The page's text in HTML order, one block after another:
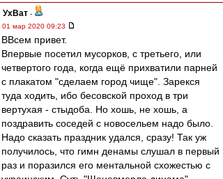
УхВат -
01 мар 2020 09:23
ВВсем привет.
Впервые посетил мусорков, с третьего, или
четвертого года, когда ещё прихватили парней
с плакатом "сделаем город чище". Зарекся
туда ходить, ибо бесовской проход в три
вертухая - стыдоба. Но хошь, не хошь, а
поздравить соседей с новосельем надо было.
Надо сказать праздник удался, сразу! Так уж
получилось, что гимн денамы слушал в первый
раз и поразился его ментальной схожестью с